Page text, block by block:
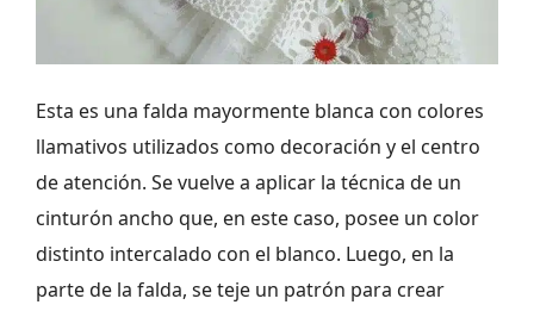
Esta es una falda mayormente blanca con colores
llamativos utilizados como decoración y el centro
de atención. Se vuelve a aplicar la técnica de un
cinturón ancho que, en este caso, posee un color
distinto intercalado con el blanco. Luego, en la
parte de la falda, se teje un patrón para crear